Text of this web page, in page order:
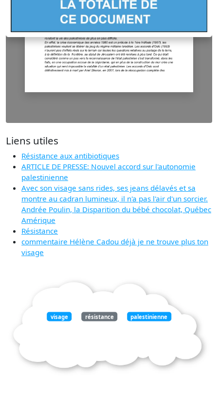
Liens utiles
Résistance aux antibiotiques
ARTICLE DE PRESSE: Nouvel accord sur l'autonomie
palestinienne
Avec son visage sans rides, ses jeans délavés et sa
montre au cadran lumineux, il n'a pas l'air d'un sorcier.
Andrée Poulin, la Disparition du bébé chocolat, Québec
Amérique
Résistance
commentaire Hélène Cadou déjà je ne trouve plus ton
visage
visage résistance palestinienne